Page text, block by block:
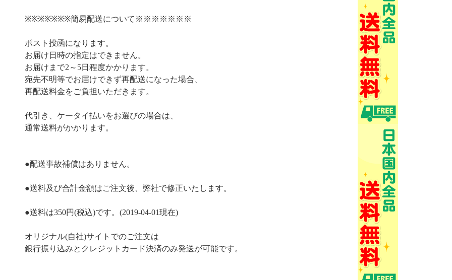
※※※※※※※簡易配送について※※※※※※※
ポスト投函になります。
お届け日時の指定はできません。
お届けまで2～5日程度かかります。
宛先不明等でお届けできず再配送になった場合、
再配送料金をご負担いただきます。
代引き、ケータイ払いをお選びの場合は、
通常送料がかかります。
●配送事故補償はありません。
●送料及び合計金額はご注文後、弊社で修正いたします。
●送料は350円(税込)です。(2019-04-01現在)
オリジナル(自社)サイトでのご注文は
銀行振り込みとクレジットカード決済のみ発送が可能です。